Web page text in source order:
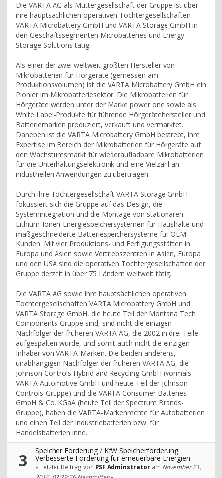
Die VARTA AG als Muttergesellschaft der Gruppe ist über
ihre hauptsächlichen operativen Tochtergesellschaften
VARTA Microbattery GmbH und VARTA Storage GmbH in
den Geschäftssegmenten Microbatteries und Energy
Storage Solutions tätig.
Als einer der zwei weltweit größten Hersteller von
Mikrobatterien für Hörgeräte (gemessen am
Produktionsvolumen) ist die VARTA Microbattery GmbH ein
Pionier im Mikrobatteriesektor. Die Mikrobatterien für
Hörgeräte werden unter der Marke power one sowie als
White Label-Produkte für führende Hörgerätehersteller und
Batteriemarken produziert, verkauft und vermarktet.
Daneben ist die VARTA Microbattery GmbH bestrebt, ihre
Expertise im Bereich der Mikrobatterien für Hörgeräte auf
den Wachstumsmarkt für wiederaufladbare Mikrobatterien
für die Unterhaltungselektronik und eine Vielzahl an
industriellen Anwendungen zu übertragen.
Durch ihre Tochtergesellschaft VARTA Storage GmbH
fokussiert sich die Gruppe auf das Design, die
Systemintegration und die Montage von stationären
Lithium-Ionen-Energiespeichersystemen für Haushalte und
maßgeschneiderte Batteriespeichersysteme für OEM-
Kunden. Mit vier Produktions- und Fertigungsstätten in
Europa und Asien sowie Vertriebszentren in Asien, Europa
und den USA sind die operativen Tochtergesellschaften der
Gruppe derzeit in über 75 Ländern weltweit tätig.
Die VARTA AG sowie ihre hauptsächlichen operativen
Tochtergesellschaften VARTA Microbattery GmbH und
VARTA Storage GmbH, die heute Teil der Montana Tech
Components-Gruppe sind, sind nicht die einzigen
Nachfolger der früheren VARTA AG, die 2002 in drei Teile
aufgespalten wurde, und somit auch nicht die einzigen
Inhaber von VARTA-Marken. Die beiden anderens,
unabhängigen Nachfolger der früheren VARTA AG, die
Johnson Controls Hybrid and Recycling GmbH (vormals
VARTA Automotive GmbH und heute Teil der Johnson
Controls-Gruppe) und die VARTA Consumer Batteries
GmbH & Co. KGaA (heute Teil der Spectrum Brands-
Gruppe), haben die VARTA-Markenrechte für Autobatterien
und einen Teil der Industriebatterien bzw. für
Handelsbatterien inne.
3 Speicher Förderung / KfW Speicherförderung:
Verbesserte Förderung für erneuerbare Energien
« Letzter Beitrag von PSF Adminstrator am November 21,